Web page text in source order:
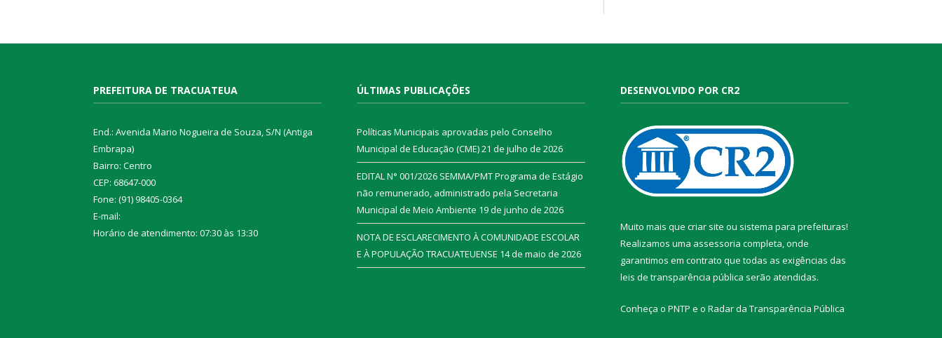
PREFEITURA DE TRACUATEUA
End.: Avenida Mario Nogueira de Souza, S/N (Antiga
Embrapa)
Bairro: Centro
CEP: 68647-000
Fone: (91) 98405-0364
E-mail:
Horário de atendimento: 07:30 às 13:30
ÚLTIMAS PUBLICAÇÕES
Políticas Municipais aprovadas pelo Conselho
Municipal de Educação (CME)21 de julho de 2026
EDITAL N° 001/2026 SEMMA/PMT Programa de Estágio
não remunerado, administrado pela Secretaria
Municipal de Meio Ambiente 19 de junho de 2026
NOTA DE ESCLARECIMENTO À COMUNIDADE ESCOLAR
E À POPULAÇÃO TRACUATEUENSE 14 de maio de 2026
DESENVOLVIDO POR CR2
Muito mais que criar site ou sistema para prefeituras!
Realizamos uma assessoria completa, onde
garantimos em contrato que todas as exigências das
leis de transparência pública serão atendidas.
Conheça o PNTP e o Radar da Transparência Pública